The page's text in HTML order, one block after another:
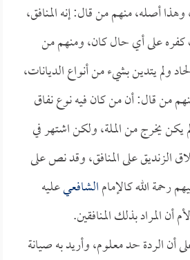
أصله، منهم من قال: إنه المنافق،
على أي حال كان، ومنهم من
ولم يتدين بشيء من أنواع الديانات،
من قال: أن من كان فيه نوع نفاق
يكن يخرج من الملة، ولكن اشتهر في
الزنديق على المنافق، وقد نص على
رحمة الله كالإمامالشافعيعليه
أن المراد بذلك المنافقين.
أن الردة حد معلوم، وأريد به صيانة